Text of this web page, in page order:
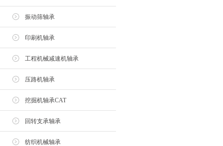
振动筛轴承
印刷机轴承
工程机械减速机轴承
压路机轴承
挖掘机轴承CAT
回转支承轴承
纺织机械轴承